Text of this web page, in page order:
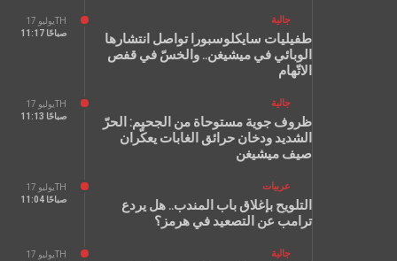
يوليو 17TH
11:17 صباحًا
جالية
طفيليات سايكلوسبورا تواصل انتشارها
الوبائي في ميشيغن.. والخسّ في قفص
الاتّهام
يوليو 17TH
11:13 صباحًا
جالية
ظروف جوية مستوحاة من الجحيم: الحرّ
الشديد ودخان حرائق الغابات يعكّران
صيف ميشيغن
يوليو 17TH
11:04 صباحًا
عربيات
التلويح بإغلاق باب المندب.. هل يردع
ترامب عن التصعيد في هرمز؟
يوليو 17TH
جالية